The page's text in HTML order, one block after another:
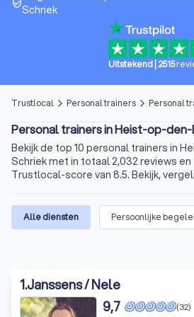
verified_userSchriek
Uitstekend 2515
Trustlocal arrow_forward_ios Personal trainers arrow_forward_ios Personal
Personal trainers in Heist-op-
Bekijk de top 10 personal trainers in
Schriek met in totaal 2,032 reviews
Trustlocal-score van 8.5. Bekijk,
Alle diensten Persoonlijke
1.Janssens / Nele
(32)
9,7